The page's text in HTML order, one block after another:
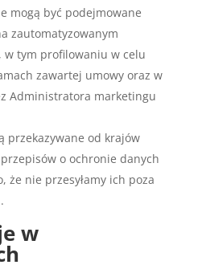
mogą być podejmowane
zautomatyzowanym
w tym profilowaniu w celu
zawartej umowy oraz w
Administratora marketingu
przekazywane od krajów
o ochronie danych
że nie przesyłamy ich poza
w